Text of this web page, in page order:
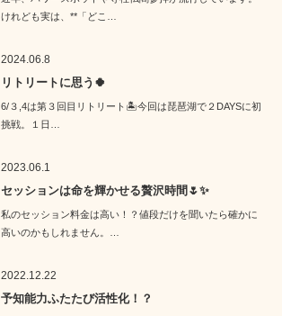
けれども実は、**「どこ…
2024.06.8
リトリートに思う🍀
6/３,4は第３回目リトリート🏝️今回は琵琶湖で２DAYSに初
挑戦。１日…
2023.06.1
セッションは命を輝かせる贅沢時間🌷✨
私のセッション料金は高い！？値段だけを聞いたら確かに
高いのかもしれません。…
2022.12.22
予知能力ふたたび活性化！？